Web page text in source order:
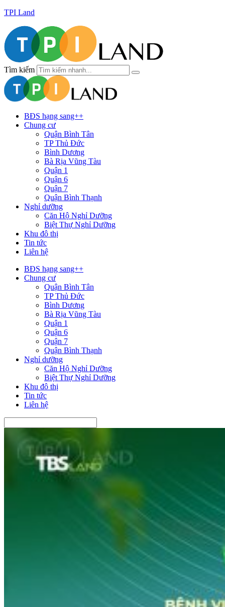
TPI Land
Tìm kiếm
BĐS hạng sang++
Chung cư
Quận Bình Tân
TP Thủ Đức
Bình Dương
Bà Rịa Vũng Tàu
Quận 1
Quận 6
Quận 7
Quận Bình Thạnh
Nghỉ dưỡng
Căn Hộ Nghỉ Dưỡng
Biệt Thự Nghỉ Dưỡng
Khu đô thị
Tin tức
Liên hệ
BĐS hạng sang++
Chung cư
Quận Bình Tân
TP Thủ Đức
Bình Dương
Bà Rịa Vũng Tàu
Quận 1
Quận 6
Quận 7
Quận Bình Thạnh
Nghỉ dưỡng
Căn Hộ Nghỉ Dưỡng
Biệt Thự Nghỉ Dưỡng
Khu đô thị
Tin tức
Liên hệ